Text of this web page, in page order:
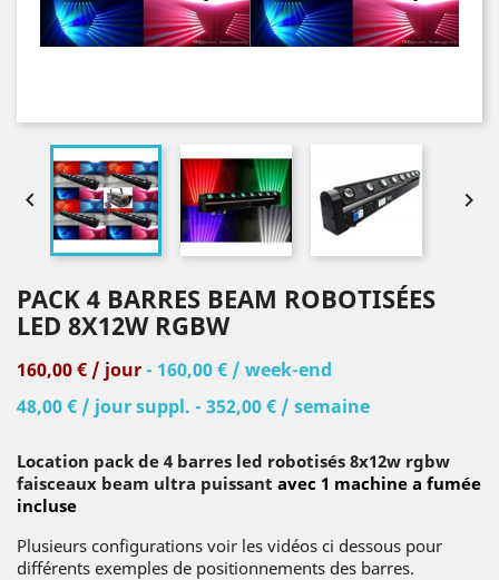
 
PACK 4 BARRES BEAM ROBOTISÉES
LED 8X12W RGBW
160,00 € / jour- 160,00 € / week-end
48,00 € / jour suppl. - 352,00 € / semaine
Location pack de 4 barres led robotisés 8x12w rgbw
faisceaux beam ultra puissant avec 1 machine a fumée
incluse
Plusieurs configurations voir les vidéos ci dessous pour
différents exemples de positionnements des barres.